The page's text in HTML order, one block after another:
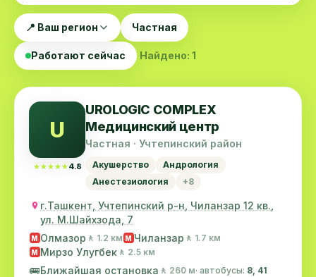
📍 Ваш регион Частная
Работают сейчас Найдено: 1
U
★★★★★
★★★★★ 4.8
UROLOGIC COMPLEX
Медицинский центр
Частная · Учтепинский район
Акушерство
Андрология
Анестезиология
+8
г.Ташкент, Учтепинский р-н, Чиланзар 12 кв.,
ул. М.Шайхзода, 7
M Олмазор 🚶 1.2 км M Чиланзар 🚶 1.7 км
M Мирзо Улугбек 🚶 2.5 км
🚌Ближайшая остановка 🚶 260 м· автобусы: 8, 41